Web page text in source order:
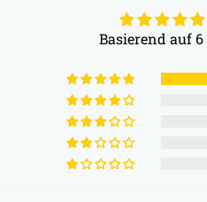
Basierend auf